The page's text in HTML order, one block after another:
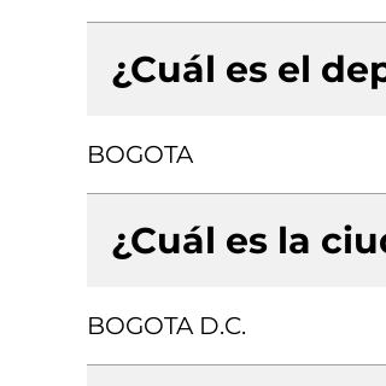
¿Cuál es el
BOGOTA
¿Cuál es la
BOGOTA D.C.